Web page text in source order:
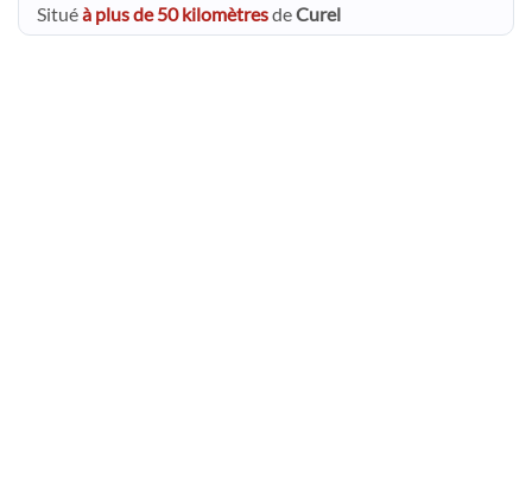
Situéà plus de 50 kilomètresdeCurel